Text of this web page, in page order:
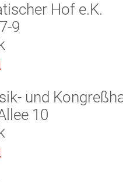
Hof e.K.
9
und
10